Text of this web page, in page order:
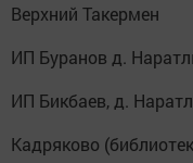
Верхний Такермен
ИП Буранов д.
ИП Бикбаев, д.
Кадряково